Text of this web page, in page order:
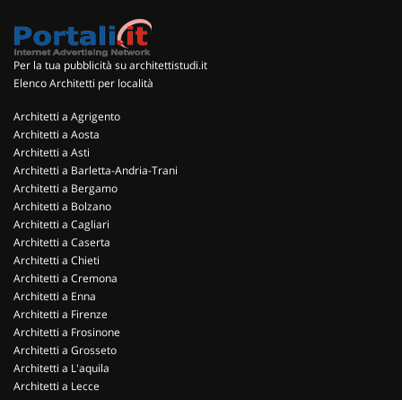
Per la tua pubblicità su architettistudi.it
Elenco Architetti per località
Architetti a Agrigento
Architetti a Aosta
Architetti a Asti
Architetti a Barletta-Andria-Trani
Architetti a Bergamo
Architetti a Bolzano
Architetti a Cagliari
Architetti a Caserta
Architetti a Chieti
Architetti a Cremona
Architetti a Enna
Architetti a Firenze
Architetti a Frosinone
Architetti a Grosseto
Architetti a L'aquila
Architetti a Lecce